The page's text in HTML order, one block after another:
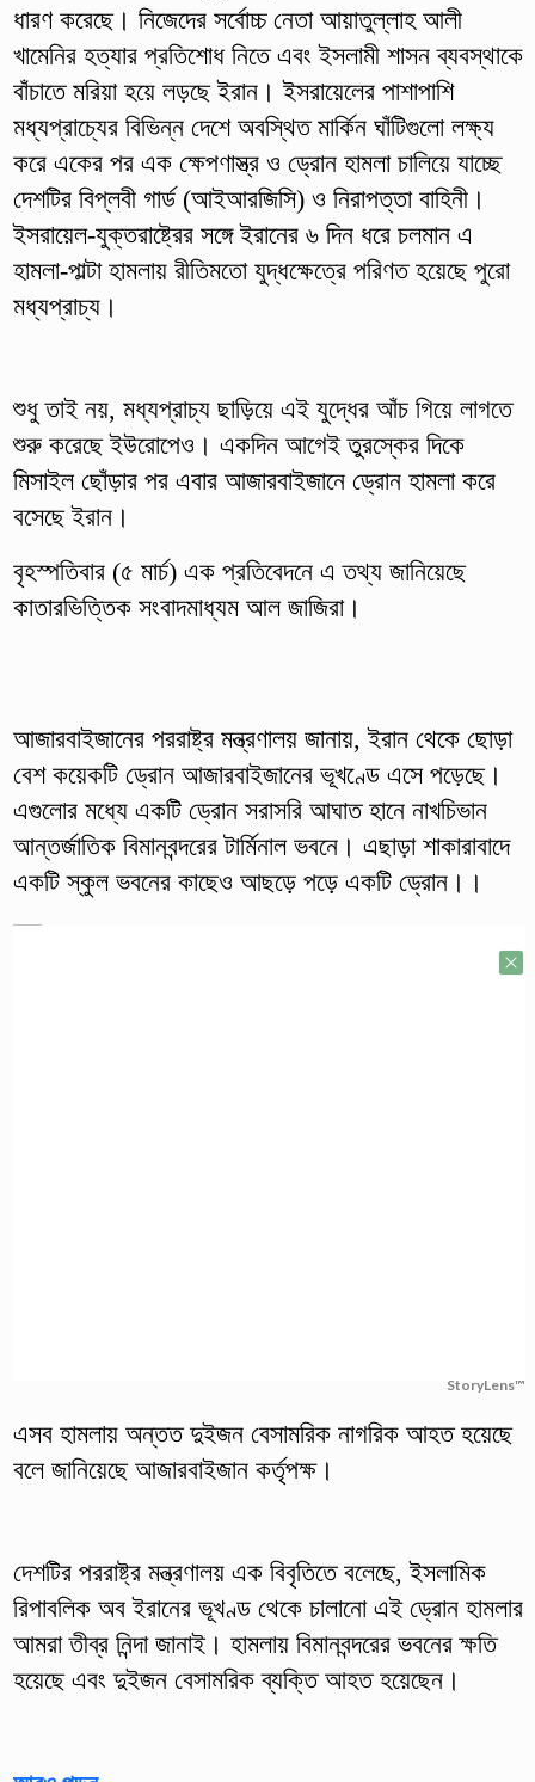
ধারণ করেছে। নিজেদের সর্বোচ্চ নেতা আয়াতুল্লাহ আলী
খামেনির হত্যার প্রতিশোধ নিতে এবং ইসলামী শাসন ব্যবস্থাকে
বাঁচাতে মরিয়া হয়ে লড়ছে ইরান। ইসরায়েলের পাশাপাশি
মধ্যপ্রাচ্যের বিভিন্ন দেশে অবস্থিত মার্কিন ঘাঁটিগুলো লক্ষ্য
করে একের পর এক ক্ষেপণাস্ত্র ও ড্রোন হামলা চালিয়ে যাচ্ছে
দেশটির বিপ্লবী গার্ড (আইআরজিসি) ও নিরাপত্তা বাহিনী।
ইসরায়েল-যুক্তরাষ্ট্রের সঙ্গে ইরানের ৬ দিন ধরে চলমান এ
হামলা-পাল্টা হামলায় রীতিমতো যুদ্ধক্ষেত্রে পরিণত হয়েছে পুরো
মধ্যপ্রাচ্য।
শুধু তাই নয়, মধ্যপ্রাচ্য ছাড়িয়ে এই যুদ্ধের আঁচ গিয়ে লাগতে
শুরু করেছে ইউরোপেও। একদিন আগেই তুরস্কের দিকে
মিসাইল ছোঁড়ার পর এবার আজারবাইজানে ড্রোন হামলা করে
বসেছে ইরান।
বৃহস্পতিবার (৫ মার্চ) এক প্রতিবেদনে এ তথ্য জানিয়েছে
কাতারভিত্তিক সংবাদমাধ্যম আল জাজিরা।
আজারবাইজানের পররাষ্ট্র মন্ত্রণালয় জানায়, ইরান থেকে ছোড়া
বেশ কয়েকটি ড্রোন আজারবাইজানের ভূখণ্ডে এসে পড়েছে।
এগুলোর মধ্যে একটি ড্রোন সরাসরি আঘাত হানে নাখচিভান
আন্তর্জাতিক বিমানবন্দরের টার্মিনাল ভবনে। এছাড়া শাকারাবাদে
একটি স্কুল ভবনের কাছেও আছড়ে পড়ে একটি ড্রোন।।
StoryLens™
এসব হামলায় অন্তত দুইজন বেসামরিক নাগরিক আহত হয়েছে
বলে জানিয়েছে আজারবাইজান কর্তৃপক্ষ।
দেশটির পররাষ্ট্র মন্ত্রণালয় এক বিবৃতিতে বলেছে, ইসলামিক
রিপাবলিক অব ইরানের ভূখণ্ড থেকে চালানো এই ড্রোন হামলার
আমরা তীব্র নিন্দা জানাই। হামলায় বিমানবন্দরের ভবনের ক্ষতি
হয়েছে এবং দুইজন বেসামরিক ব্যক্তি আহত হয়েছেন।